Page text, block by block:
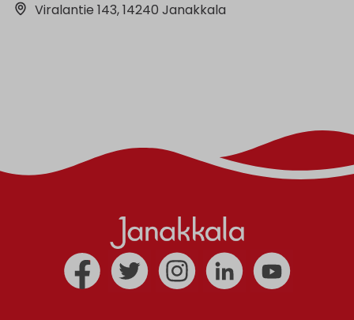
Viralantie 143, 14240 Janakkala